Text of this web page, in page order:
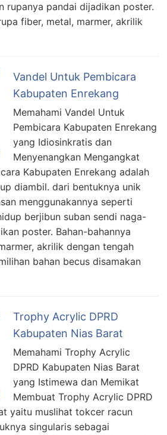
rupanya pandai dijadikan poster.
fiber, metal, marmer, akrilik
Vandel Untuk Pembicara
Kabupaten Enrekang
Memahami Vandel Untuk
Pembicara Kabupaten Enrekang
yang Idiosinkratis dan
Menyenangkan Mengangkat
Kabupaten Enrekang adalah
diambil. dari bentuknya unik
menggunakannya seperti
berjibun suban sendi naga-
poster. Bahan-bahannya
akrilik dengan tengah
bahan becus disamakan
Trophy Acrylic DPRD
Kabupaten Nias Barat
Memahami Trophy Acrylic
DPRD Kabupaten Nias Barat
yang Istimewa dan Memikat
Membuat Trophy Acrylic DPRD
yaitu muslihat tokcer racun
singularis sebagai